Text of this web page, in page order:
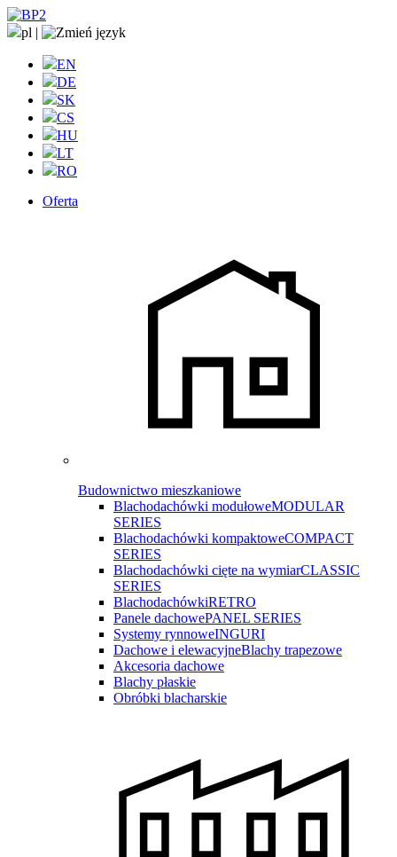
pl |
EN
DE
SK
CS
HU
LT
RO
Oferta
Budownictwo mieszkaniowe
Blachodachówki modułoweMODULAR
SERIES
Blachodachówki kompaktoweCOMPACT
SERIES
Blachodachówki cięte na wymiarCLASSIC
SERIES
BlachodachówkiRETRO
Panele dachowePANEL SERIES
Systemy rynnoweINGURI
Dachowe i elewacyjneBlachy trapezowe
Akcesoria dachowe
Blachy płaskie
Obróbki blacharskie